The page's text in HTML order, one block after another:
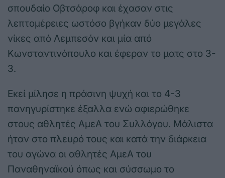
σπουδαίο Οβτσάροφ και έχασαν στις
λεπτομέρειες ωστόσο βγήκαν δύο μεγάλες
νίκες από Λεμπεσόν και μία από
Κωνσταντινόπουλο και έφεραν το ματς στο 3-
3.
Εκεί μίλησε η πράσινη ψυχή και το 4-3
πανηγυρίστηκε έξαλλα ενώ αφιερώθηκε
στους αθλητές ΑμεΑ του Συλλόγου. Μάλιστα
ήταν στο πλευρό τους και κατά την διάρκεια
του αγώνα οι αθλητές ΑμεΑ του
Παναθηναϊκού όπως και σύσσωμο το